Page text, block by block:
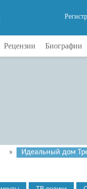
Рецензии Биографии
» Идеальный дом